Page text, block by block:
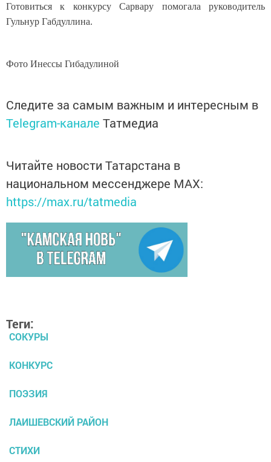
Готовиться к конкурсу Сарвару помогала руководитель
Гульнур Габдуллина.
Фото Инессы Гибадулиной
Следите за самым важным и интересным в
Telegram-канале Татмедиа
Читайте новости Татарстана в
национальном мессенджере MАХ:
https://max.ru/tatmedia
Теги:
СОКУРЫ
КОНКУРС
ПОЭЗИЯ
ЛАИШЕВСКИЙ РАЙОН
СТИХИ